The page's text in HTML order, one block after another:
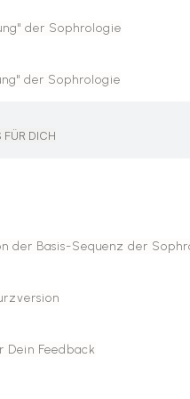
der Sophrologie
der Sophrologie
FÜR DICH
der Basis-Sequenz der
Dein Feedback